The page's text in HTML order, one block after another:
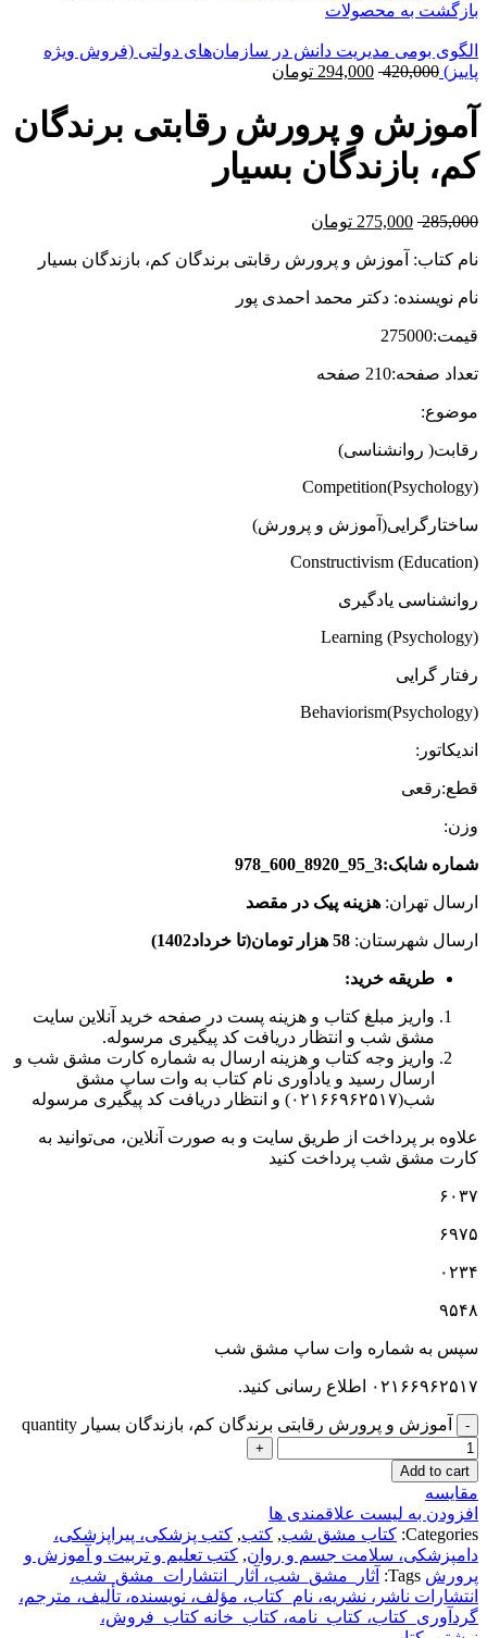
بازگشت به محصولات
الگوی بومی مدیریت دانش در سازمان‌های دولتی (فروش ویژه
پاییز) 420,000
294,000 تومان
آموزش و پرورش رقابتی برندگان
کم، بازندگان بسیار
285,000
275,000 تومان
نام کتاب: آموزش و پرورش رقابتی برندگان کم، بازندگان بسیار
نام نویسنده: دکتر محمد احمدی پور
قیمت:275000
تعداد صفحه:210 صفحه
موضوع:
رقابت( روانشناسی)
Competition(Psychology)
ساختارگرایی(آموزش و پرورش)
Constructivism (Education)
روانشناسی یادگیری
Learning (Psychology)
رفتار گرایی
Behaviorism(Psychology)
اندیکاتور:
قطع:رقعی
وزن:
شماره شابک:3_95_8920_600_978
ارسال تهران: هزینه پیک در مقصد
ارسال شهرستان: 58 هزار تومان(تا خرداد1402)
طریقه خرید:
واریز مبلغ کتاب و هزینه پست در صفحه خرید آنلاین سایت
مشق شب و انتظار دریافت کد پیگیری مرسوله.
واریز وجه کتاب و هزینه ارسال به شماره کارت مشق شب و
ارسال رسید و یادآوری نام کتاب به وات ساپ مشق
شب(۰۲۱۶۶۹۶۲۵۱۷) و انتظار دریافت کد پیگیری مرسوله
علاوه بر پرداخت از طریق سایت و به صورت آنلاین، می‌توانید به
کارت مشق شب پرداخت کنید
۶۰۳۷
۶۹۷۵
۰۲۳۴
۹۵۴۸
سپس به شماره وات ساپ مشق شب
۰۲۱۶۶۹۶۲۵۱۷ اطلاع رسانی کنید.
آموزش و پرورش رقابتی برندگان کم، بازندگان بسیار quantity
Add to cart
مقایسه
افزودن به لیست علاقمندی ها
Categories: کتاب مشق شب, کتب, کتب پزشکی، پیراپزشکی،
دامپزشکی، سلامت جسم و روان, کتب تعلیم و تربیت و آموزش و
پرورش Tags:
آثار_مشق_شب، آثار_انتشارات_مشق_شب،
انتشارات ناشر، نشریه، نام_کتاب، مؤلف، نویسنده، تألیف، مترجم،
گردآوری_کتاب، کتاب_نامه، کتاب_خانه کتاب_فروش،